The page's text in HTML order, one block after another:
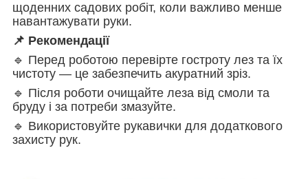
щоденних садових робіт, коли важливо менше
навантажувати руки.
📌 Рекомендації
🔹 Перед роботою перевірте гостроту лез та їх
чистоту — це забезпечить акуратний зріз.
🔹 Після роботи очищайте леза від смоли та
бруду і за потреби змазуйте.
🔹 Використовуйте рукавички для додаткового
захисту рук.